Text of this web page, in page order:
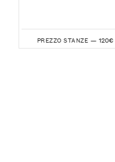
PREZZO STANZE — 120€